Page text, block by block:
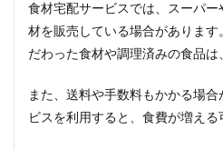
ンス
が気
にな
る
6.3
化学
調味
食材宅配サービスでは、スーパ
材を販売している場合があります
だわった食材や調理済みの食品は
また、送料や手数料もかかる場
ビスを利用すると、食費が増える